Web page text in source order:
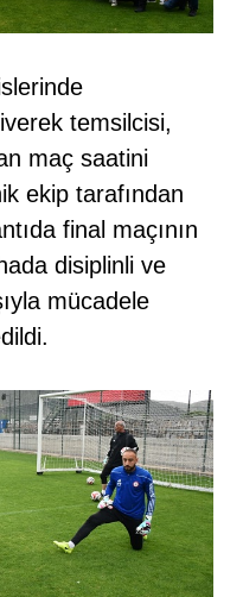
temsilcisi,
maç saatini
ekip tarafından
final maçının
disiplinli ve
mücadele